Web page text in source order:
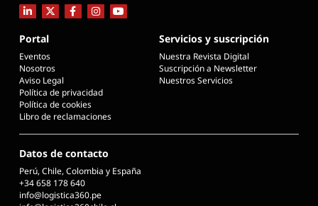
Portal
Eventos
Nosotros
Aviso Legal
Política de privacidad
Política de cookies
Libro de reclamaciones
Servicios y suscripción
Nuestra Revista Digital
Suscripción a Newsletter
Nuestros Servicios
Datos de contacto
Perú, Chile, Colombia y España
+34 658 178 640
info@logistica360.pe